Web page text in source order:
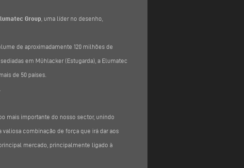
Group , uma líder no desenho,
de aproximadamente 120 milhões de
em Mühlacker (Estugarda), a Elumatec
de 50 países.
mais importante do nosso sector, unindo
combinação de força que irá dar aos
mercado, principalmente ligado à